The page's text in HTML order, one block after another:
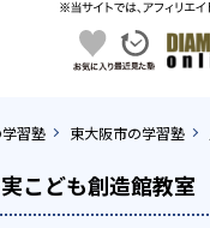
習塾 東大阪市の学習塾
こども創造館教室